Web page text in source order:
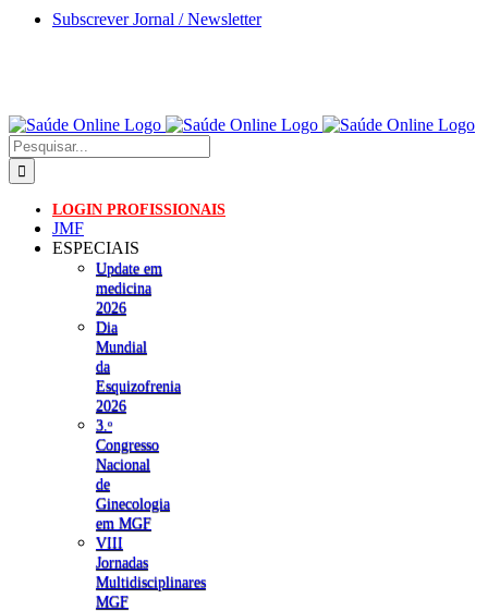
Skip
Subscrever Jornal / Newsletter
Pesquisar
LOGIN PROFISSIONAIS
JMF
ESPECIAIS
Update em
medicina
2026
Dia
Mundial
da
Esquizofrenia
2026
3.ᵒ
Congresso
Nacional
de
Ginecologia
em MGF
VIII
Jornadas
Multidisciplinares
MGF